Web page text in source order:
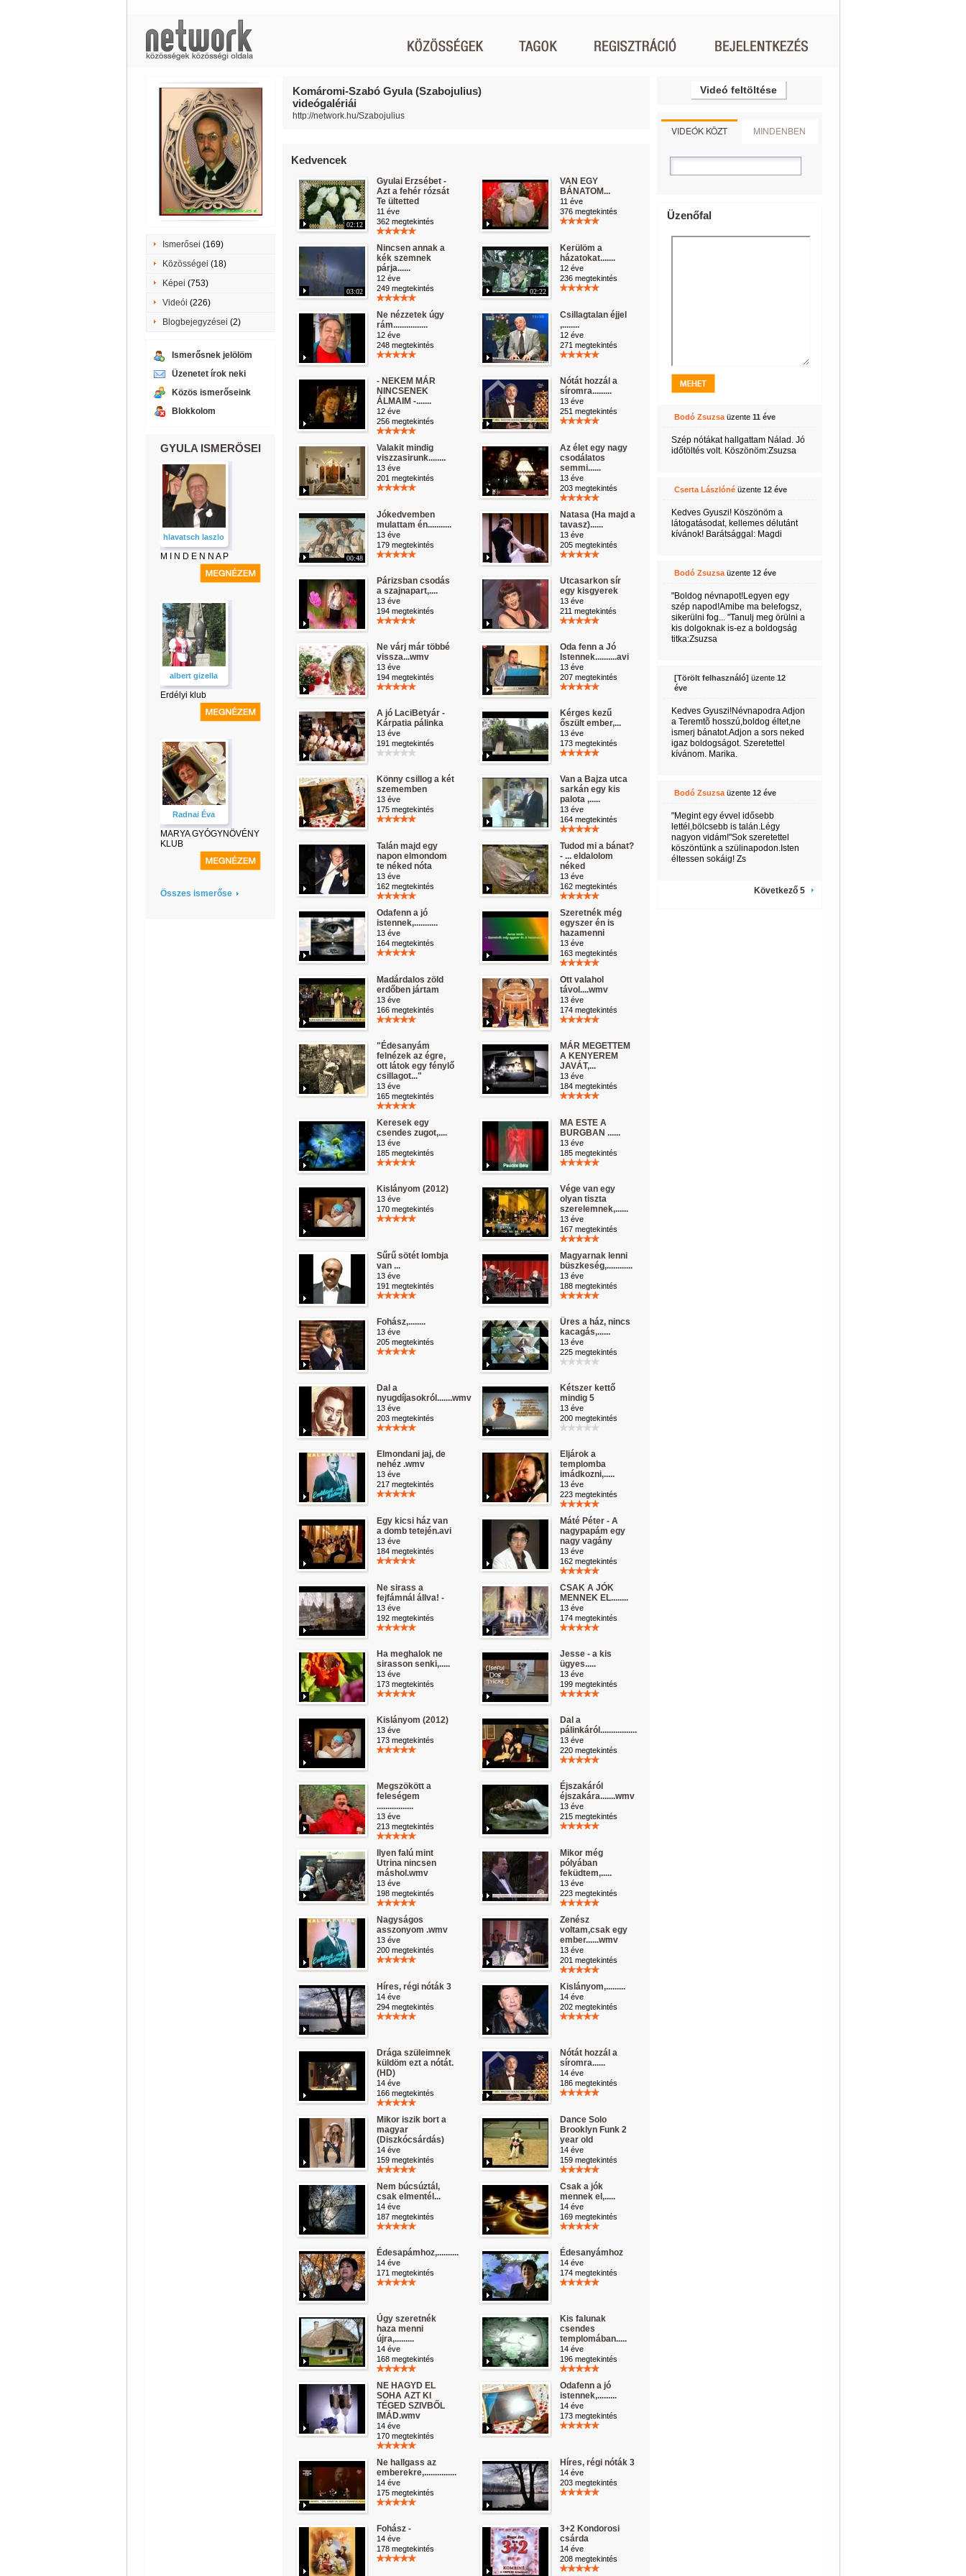
Ismerősei (169)
Közösségei (18)
Képei (753)
Videói (226)
Blogbejegyzései (2)
Ismerősnek jelölöm
Üzenetet írok neki
Közös ismerőseink
Blokkolom
GYULA ISMERŐSEI
hlavatsch laszlo
M I N D E N N A P
albert gizella
Erdélyi klub
Radnai Éva
MARYA GYÓGYNÖVÉNY
KLUB
Összes ismerőse
Komáromi-Szabó Gyula (Szabojulius)
videógalériái
http://network.hu/Szabojulius
Kedvencek
02:12
Gyulai Erzsébet -
Azt a fehér rózsát
Te ültetted
11 éve
362 megtekintés
VAN EGY
BÁNATOM...
11 éve
376 megtekintés
03:02
Nincsen annak a
kék szemnek
párja......
12 éve
249 megtekintés
02:22
Kerülöm a
házatokat.......
12 éve
236 megtekintés
Ne nézzetek úgy
rám................
12 éve
248 megtekintés
Csillagtalan éjjel
,........
12 éve
271 megtekintés
- NEKEM MÁR
NINCSENEK
ÁLMAIM -.......
12 éve
256 megtekintés
Nótát hozzál a
síromra.........
13 éve
251 megtekintés
Valakit mindig
viszzasirunk........
13 éve
201 megtekintés
Az élet egy nagy
csodálatos
semmi......
13 éve
203 megtekintés
00:48
Jókedvemben
mulattam én...........
13 éve
179 megtekintés
Natasa (Ha majd a
tavasz)......
13 éve
205 megtekintés
Párizsban csodás
a szajnapart,....
13 éve
194 megtekintés
Utcasarkon sír
egy kisgyerek
13 éve
211 megtekintés
Ne várj már többé
vissza...wmv
13 éve
194 megtekintés
Oda fenn a Jó
Istennek..........avi
13 éve
207 megtekintés
A jó LaciBetyár -
Kárpatia pálinka
13 éve
191 megtekintés
Kérges kezű
őszült ember,...
13 éve
173 megtekintés
Könny csillog a két
szememben
13 éve
175 megtekintés
Van a Bajza utca
sarkán egy kis
palota ,.....
13 éve
164 megtekintés
Talán majd egy
napon elmondom
te néked nóta
13 éve
162 megtekintés
Tudod mi a bánat?
- ... eldalolom
néked
13 éve
162 megtekintés
Odafenn a jó
istennek,...........
13 éve
164 megtekintés
Szeretnék még
egyszer én is
hazamenni
13 éve
163 megtekintés
Madárdalos zöld
erdőben jártam
13 éve
166 megtekintés
Ott valahol
távol....wmv
13 éve
174 megtekintés
"Édesanyám
felnézek az égre,
ott látok egy fénylő
csillagot..."
13 éve
165 megtekintés
MÁR MEGETTEM
A KENYEREM
JAVÁT,...
13 éve
184 megtekintés
Keresek egy
csendes zugot,....
13 éve
185 megtekintés
MA ESTE A
BURGBAN ......
13 éve
185 megtekintés
Kislányom (2012)
13 éve
170 megtekintés
Vége van egy
olyan tiszta
szerelemnek,......
13 éve
167 megtekintés
Sűrű sötét lombja
van ...
13 éve
191 megtekintés
Magyarnak lenni
büszkeség,............
13 éve
188 megtekintés
Fohász,........
13 éve
205 megtekintés
Üres a ház, nincs
kacagás,......
13 éve
225 megtekintés
Dal a
nyugdíjasokról.......wmv
13 éve
203 megtekintés
Kétszer kettő
mindig 5
13 éve
200 megtekintés
Elmondani jaj, de
nehéz .wmv
13 éve
217 megtekintés
Eljárok a
templomba
imádkozni,.....
13 éve
223 megtekintés
Egy kicsi ház van
a domb tetején.avi
13 éve
184 megtekintés
Máté Péter - A
nagypapám egy
nagy vagány
13 éve
162 megtekintés
Ne sirass a
fejfámnál állva! -
13 éve
192 megtekintés
CSAK A JÓK
MENNEK EL........
13 éve
174 megtekintés
Ha meghalok ne
sirasson senki,.....
13 éve
173 megtekintés
Jesse - a kis
ügyes.....
13 éve
199 megtekintés
Kislányom (2012)
13 éve
173 megtekintés
Dal a
pálinkáról.................
13 éve
220 megtekintés
Megszökött a
feleségem
.................
13 éve
213 megtekintés
Éjszakáról
éjszakára.......wmv
13 éve
215 megtekintés
Ilyen falú mint
Utrina nincsen
máshol.wmv
13 éve
198 megtekintés
Mikor még
pólyában
feküdtem,.....
13 éve
223 megtekintés
Nagyságos
asszonyom .wmv
13 éve
200 megtekintés
Zenész
voltam,csak egy
ember......wmv
13 éve
201 megtekintés
Híres, régi nóták 3
14 éve
294 megtekintés
Kislányom,.........
14 éve
202 megtekintés
Drága szüleimnek
küldöm ezt a nótát.
(HD)
14 éve
166 megtekintés
Nótát hozzál a
síromra......
14 éve
186 megtekintés
Mikor iszik bort a
magyar
(Diszkócsárdás)
14 éve
159 megtekintés
Dance Solo
Brooklyn Funk 2
year old
14 éve
159 megtekintés
Nem búcsúztál,
csak elmentél...
14 éve
187 megtekintés
Csak a jók
mennek el,.....
14 éve
169 megtekintés
Édesapámhoz,..........
14 éve
171 megtekintés
Édesanyámhoz
14 éve
174 megtekintés
Úgy szeretnék
haza menni
újra,.........
14 éve
168 megtekintés
Kis falunak
csendes
templomában.....
14 éve
196 megtekintés
NE HAGYD EL
SOHA AZT KI
TÉGED SZIVBŐL
IMÁD.wmv
14 éve
170 megtekintés
Odafenn a jó
istennek,.........
14 éve
173 megtekintés
Ne hallgass az
emberekre,...............
14 éve
175 megtekintés
Híres, régi nóták 3
14 éve
203 megtekintés
Fohász -
14 éve
178 megtekintés
3+2 Kondorosi
csárda
14 éve
208 megtekintés
Videó feltöltése
VIDEÓK KÖZT MINDENBEN
Üzenőfal
Bodó Zsuzsaüzente 11 éve
Szép nótákat hallgattam Nálad. Jó
időtöltés volt. Köszönöm:Zsuzsa
Cserta Lászlónéüzente 12 éve
Kedves Gyuszi! Köszönöm a
látogatásodat, kellemes délutánt
kívánok! Barátsággal: Magdi
Bodó Zsuzsaüzente 12 éve
"Boldog névnapot!Legyen egy
szép napod!Amibe ma belefogsz,
sikerülni fog... "Tanulj meg örülni a
kis dolgoknak is-ez a boldogság
titka:Zsuzsa
[Törölt felhasználó] üzente 12
éve
Kedves Gyuszi!Névnapodra Adjon
a Teremtõ hosszú,boldog éltet,ne
ismerj bánatot.Adjon a sors neked
igaz boldogságot. Szeretettel
kívánom. Marika.
Bodó Zsuzsaüzente 12 éve
"Megint egy évvel idősebb
lettél,bölcsebb is talán.Légy
nagyon vidám!"Sok szeretettel
köszöntünk a szülinapodon.Isten
éltessen sokáig! Zs
Következő 5